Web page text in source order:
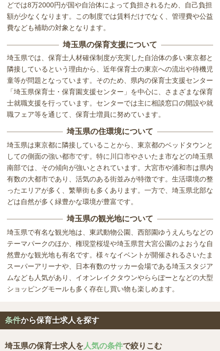
どでは8万2000円が国や自治体によって負担されるため、自己負担
額が少なくなります。この制度では賃料だけでなく、管理費や公益
費なども補助の対象となります。
埼玉県の保育支援について
埼玉県では、保育士人材確保制度が充実した自治体の多い東京都と
隣接しているという理由から、近年保育士の東京への流出や待機児
童等が問題となっています。そのため、県内の保育士支援センター
「埼玉県保育士・保育園支援センター」を中心に、さまざまな保育
士就職支援を行っています。センターでは主に相談窓口の開設や就
職フェア等を通じて、保育士増員に努めています。
埼玉県の住環境について
埼玉県は東京都に隣接していることから、東京都のベッドタウンと
しての側面の強い都市です。特に川口市やさいたま市などの埼玉県
南部では、その傾向が強いとされています。大宮市や浦和市は県内
有数の大都市であり、活気のある街並みが特徴です。生活環境の整
ったエリアが多く、繁華街も多くあります。一方で、埼玉県北部な
どは自然が多く緑豊かな環境が豊富です。
埼玉県の観光地について
埼玉県で有名な観光地は、東武動物公園、西部園ゆうえんちなどの
テーマパークのほか、権現堂桜堤や埼玉県営大宮公園のよおうな自
然豊かな観光地も有名です。様々なイベントが開催されるさいたま
スーパーアリーナや、日本有数のサッカー会場である埼玉スタジア
ムなども人気があり、イオンレイクタウンやららぽーとなどの大型
ショッピングモールも多く存在し買い物も楽しめます。
条件から保育士求人を探す
埼玉県の保育士求人を 人気の条件で絞りこむ